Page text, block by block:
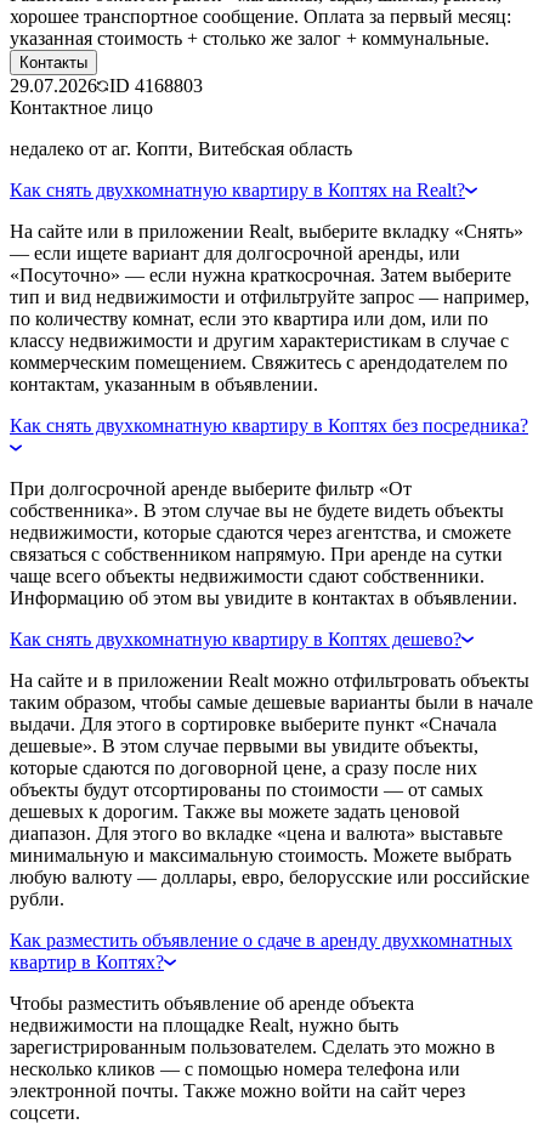
хорошее транспортное сообщение. Оплата за первый месяц:
указанная стоимость + столько же залог + коммунальные.
Контакты
29.07.2026 ID 4168803
Контактное лицо
недалеко от аг. Копти, Витебская область
Как снять двухкомнатную квартиру в Коптях на Realt?
На сайте или в приложении Realt, выберите вкладку «Снять»
— если ищете вариант для долгосрочной аренды, или
«Посуточно» — если нужна краткосрочная. Затем выберите
тип и вид недвижимости и отфильтруйте запрос — например,
по количеству комнат, если это квартира или дом, или по
классу недвижимости и другим характеристикам в случае с
коммерческим помещением. Свяжитесь с арендодателем по
контактам, указанным в объявлении.
Как снять двухкомнатную квартиру в Коптях без посредника?
При долгосрочной аренде выберите фильтр «От
собственника». В этом случае вы не будете видеть объекты
недвижимости, которые сдаются через агентства, и сможете
связаться с собственником напрямую. При аренде на сутки
чаще всего объекты недвижимости сдают собственники.
Информацию об этом вы увидите в контактах в объявлении.
Как снять двухкомнатную квартиру в Коптях дешево?
На сайте и в приложении Realt можно отфильтровать объекты
таким образом, чтобы самые дешевые варианты были в начале
выдачи. Для этого в сортировке выберите пункт «Сначала
дешевые». В этом случае первыми вы увидите объекты,
которые сдаются по договорной цене, а сразу после них
объекты будут отсортированы по стоимости — от самых
дешевых к дорогим. Также вы можете задать ценовой
диапазон. Для этого во вкладке «цена и валюта» выставьте
минимальную и максимальную стоимость. Можете выбрать
любую валюту — доллары, евро, белорусские или российские
рубли.
Как разместить объявление о сдаче в аренду двухкомнатных
квартир в Коптях?
Чтобы разместить объявление об аренде объекта
недвижимости на площадке Realt, нужно быть
зарегистрированным пользователем. Сделать это можно в
несколько кликов — с помощью номера телефона или
электронной почты. Также можно войти на сайт через
соцсети.